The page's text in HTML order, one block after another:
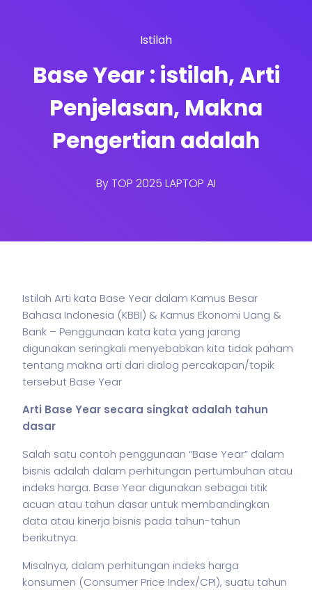
Istilah
Base Year : istilah, Arti
Penjelasan, Makna
Pengertian adalah
ByTOP 2025 LAPTOP AI
Istilah Arti kata Base Year dalam Kamus Besar
Bahasa Indonesia (KBBI) & Kamus Ekonomi Uang &
Bank – Penggunaan kata kata yang jarang
digunakan seringkali menyebabkan kita tidak paham
tentang makna arti dari dialog percakapan/topik
tersebut Base Year
Arti Base Year secara singkat adalah tahun
dasar
Salah satu contoh penggunaan “Base Year” dalam
bisnis adalah dalam perhitungan pertumbuhan atau
indeks harga. Base Year digunakan sebagai titik
acuan atau tahun dasar untuk membandingkan
data atau kinerja bisnis pada tahun-tahun
berikutnya.
Misalnya, dalam perhitungan indeks harga
konsumen (Consumer Price Index/CPI), suatu tahun